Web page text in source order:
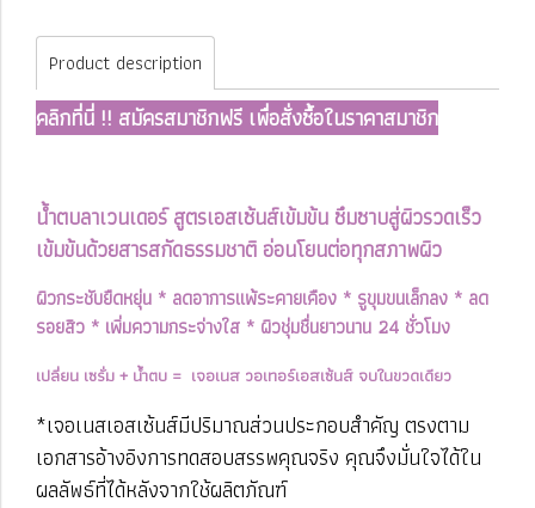
Product description
คลิกที่นี่ !! สมัครสมาชิกฟรี เพื่อสั่งซื้อในราคาสมาชิก
น้ำตบลาเวนเดอร์ สูตรเอสเซ้นส์เข้มข้น ซึมซาบสู่ผิวรวดเร็ว
เข้มข้นด้วยสารสกัดธรรมชาติ อ่อนโยนต่อทุกสภาพผิว
ผิวกระชับยืดหยุ่น * ลดอาการแพ้ระคายเคือง * รูขุมขนเล็กลง * ลด
รอยสิว * เพิ่มความกระจ่างใส * ผิวชุ่มชื่นยาวนาน 24 ชั่วโมง
เปลี่ยน เซรั่ม + น้ำตบ = เจอเนส วอเทอร์เอสเซ้นส์ จบในขวดเดียว
*เจอเนสเอสเซ้นส์มีปริมาณส่วนประกอบสำคัญ ตรงตาม
เอกสารอ้างอิงการทดสอบสรรพคุณจริง คุณจึงมั่นใจได้ใน
ผลลัพธ์ที่ได้หลังจากใช้ผลิตภัณฑ์